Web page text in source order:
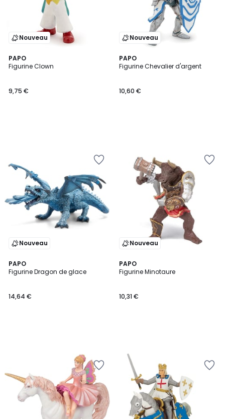
Nouveau
PAPO
Figurine Clown
9,75 €
Nouveau
PAPO
Figurine Chevalier d'argent
10,60 €
Nouveau
PAPO
Figurine Dragon de glace
14,64 €
Nouveau
PAPO
Figurine Minotaure
10,31 €